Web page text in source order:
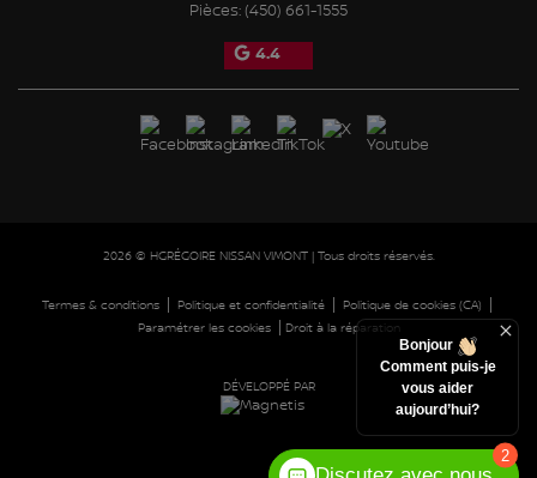
Pièces: (450) 661-1555
4.4
2026 © HGRÉGOIRE NISSAN VIMONT| Tous droits réservés.
Termes & conditions| Politique et confidentialité| Politique de cookies (CA)
Paramétrer les cookies| Droit à la réparation
DÉVELOPPÉ PAR
2
Bonjour
Comment puis-je
vous aider
aujourd’hui?